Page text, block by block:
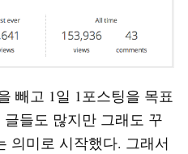
빼고 1일 1포스팅을 목표
들도 많지만 그래도 꾸
의미로 시작했다. 그래서